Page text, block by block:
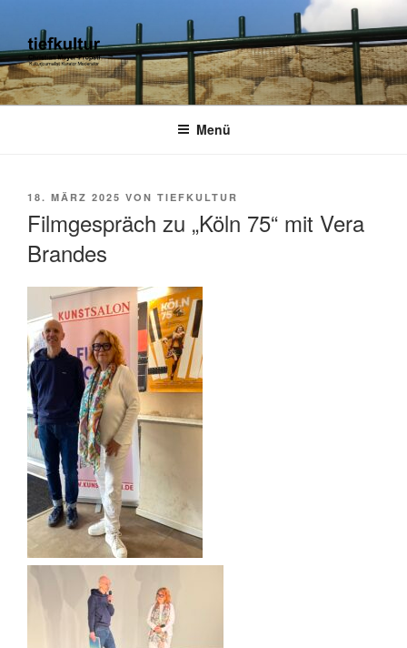
springen
TIEFKULTUR
kulturjournalist kurator moderator
Menü
VERÖFFENTLICHT
18. MÄRZ 2025 VON TIEFKULTUR
Filmgespräch zu „Köln 75“ mit Vera
Brandes